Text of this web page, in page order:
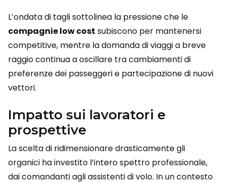
L’ondata di tagli sottolinea la pressione che le
compagnie low cost subiscono per mantenersi
competitive, mentre la domanda di viaggi a breve
raggio continua a oscillare tra cambiamenti di
preferenze dei passeggeri e partecipazione di nuovi
vettori.
Impatto sui lavoratori e
prospettive
La scelta di ridimensionare drasticamente gli
organici ha investito l’intero spettro professionale,
dai comandanti agli assistenti di volo. In un contesto